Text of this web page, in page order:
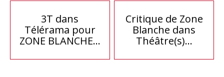
Navigation
de
l’article
3T dans
Télérama pour
ZONE BLANCHE…
Critique de Zone
Blanche dans
Théâtre(s)…